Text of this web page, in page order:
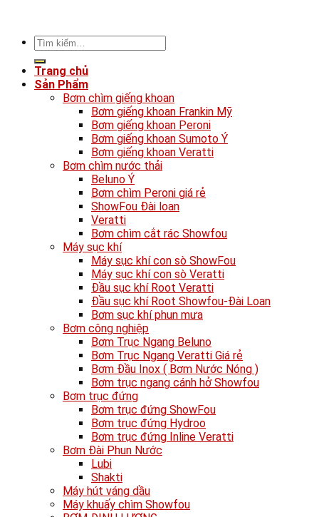
Tìm
Trang chủ
Sản Phẩm
Bơm chìm giếng khoan
Bơm giếng khoan Frankin Mỹ
Bơm giếng khoan Peroni
Bơm giếng khoan Sumoto Ý
Bơm giếng khoan Veratti
Bơm chìm nước thải
Beluno Ý
Bơm chìm Peroni giá rẻ
ShowFou Đài loan
Veratti
Bơm chìm cắt rác Showfou
Máy sục khí
Máy sục khí con sò ShowFou
Máy sục khí con sò Veratti
Đầu sục khí Root Veratti
Đầu sục khí Root Showfou-Đài Loan
Bơm sục khí phun mưa
Bơm công nghiệp
Bơm Trục Ngang Beluno
Bơm Trục Ngang Veratti Giá rẻ
Bơm Đầu Inox ( Bơm Nước Nóng )
Bơm trục ngang cánh hở Showfou
Bơm trục đứng
Bơm trục đứng ShowFou
Bơm trục đứng Hydroo
Bơm trục đứng Inline Veratti
Bơm Đài Phun Nước
Lubi
Shakti
Máy hút váng dầu
Máy khuấy chìm Showfou